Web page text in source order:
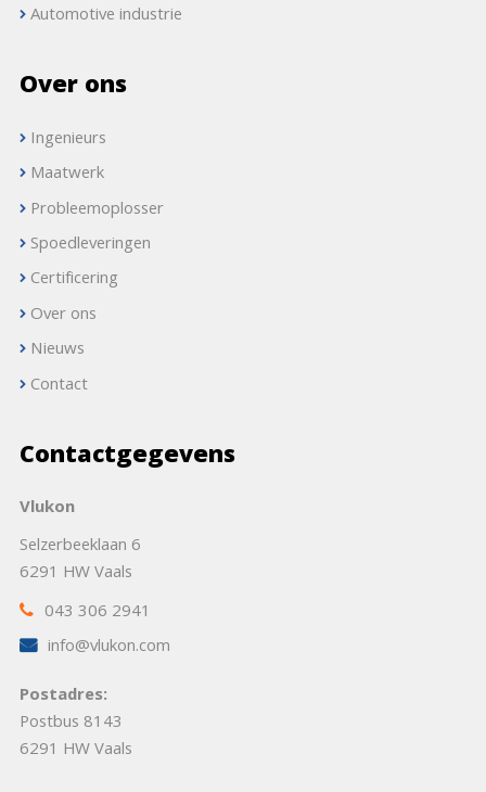
Automotive industrie
Over ons
Ingenieurs
Maatwerk
Probleemoplosser
Spoedleveringen
Certificering
Over ons
Nieuws
Contact
Contactgegevens
Vlukon
Selzerbeeklaan 6
6291 HW Vaals
043 306 2941
info@vlukon.com
Postadres:
Postbus 8143
6291 HW Vaals